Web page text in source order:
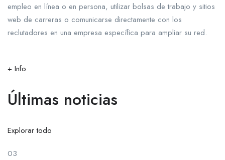
empleo en línea o en persona, utilizar bolsas de trabajo y sitios
web de carreras o comunicarse directamente con los
reclutadores en una empresa específica para ampliar su red.
+ Info
Últimas noticias
Explorar todo
03